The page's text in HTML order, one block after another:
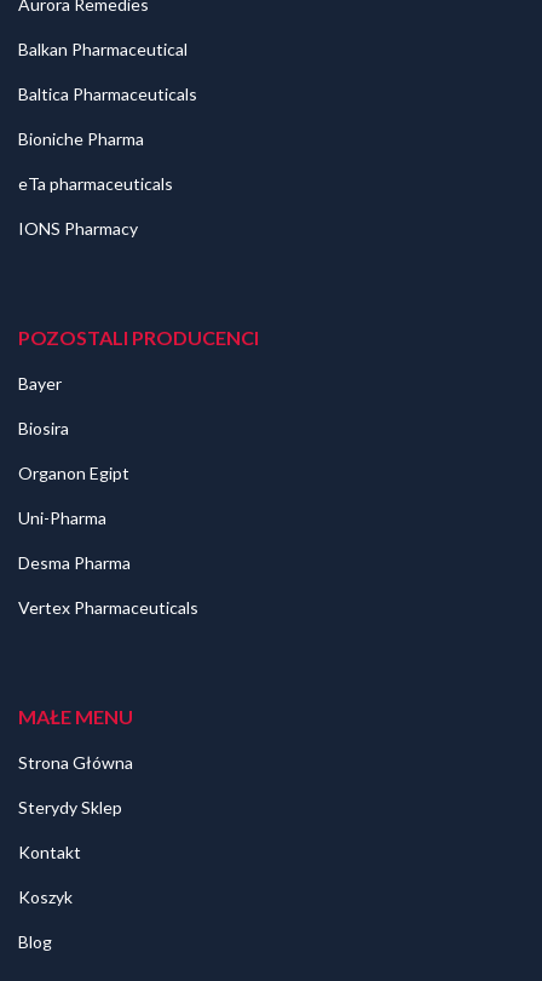
Aurora Remedies
Balkan Pharmaceutical
Baltica Pharmaceuticals
Bioniche Pharma
eTa pharmaceuticals
IONS Pharmacy
POZOSTALI PRODUCENCI
Bayer
Biosira
Organon Egipt
Uni-Pharma
Desma Pharma
Vertex Pharmaceuticals
MAŁE MENU
Strona Główna
Sterydy Sklep
Kontakt
Koszyk
Blog